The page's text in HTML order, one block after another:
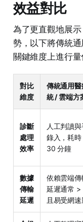
效益對比
為了更直觀地展
勢，以下將傳統
關鍵維度上進行量
對比
維度
傳統通用
統 / 雲端方
診斷
處理
效率
人工判讀
錄入，耗
30 分鐘
數據
傳輸
延遲
依賴雲端傳
延遲通常 >
且易受網